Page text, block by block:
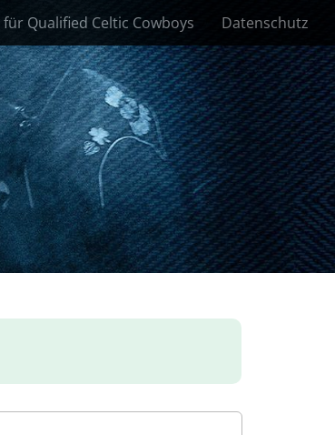
Qualified Celtic Cowboys Datenschutz